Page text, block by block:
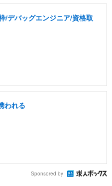
/デバッグエンジニア/資格取
われる
Sponsored by